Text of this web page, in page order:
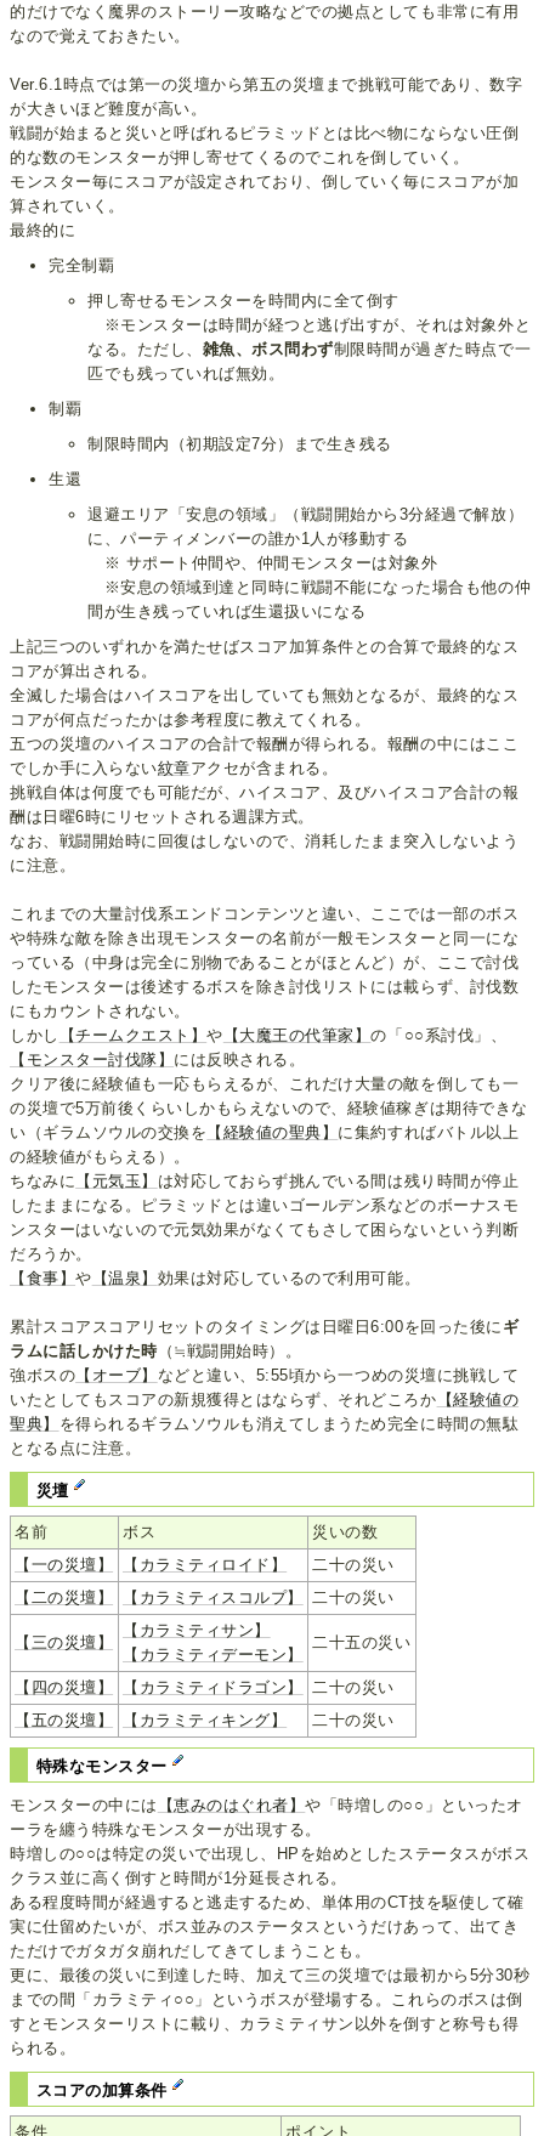
的だけでなく魔界のストーリー攻略などでの拠点としても非常に有用
なので覚えておきたい。
Ver.6.1時点では第一の災壇から第五の災壇まで挑戦可能であり、数字
が大きいほど難度が高い。
戦闘が始まると災いと呼ばれるピラミッドとは比べ物にならない圧倒
的な数のモンスターが押し寄せてくるのでこれを倒していく。
モンスター毎にスコアが設定されており、倒していく毎にスコアが加
算されていく。
最終的に
完全制覇
押し寄せるモンスターを時間内に全て倒す
※モンスターは時間が経つと逃げ出すが、それは対象外と
なる。ただし、 雑魚、ボス問わず制限時間が過ぎた時点で一
匹でも残っていれば無効。
制覇
制限時間内（初期設定7分）まで生き残る
生還
退避エリア「安息の領域」（戦闘開始から3分経過で解放）
に、パーティメンバーの誰か1人が移動する
※ サポート仲間や、仲間モンスターは対象外
※安息の領域到達と同時に戦闘不能になった場合も他の仲
間が生き残っていれば生還扱いになる
上記三つのいずれかを満たせばスコア加算条件との合算で最終的なス
コアが算出される。
全滅した場合はハイスコアを出していても無効となるが、最終的なス
コアが何点だったかは参考程度に教えてくれる。
五つの災壇のハイスコアの合計で報酬が得られる。報酬の中にはここ
でしか手に入らない紋章アクセが含まれる。
挑戦自体は何度でも可能だが、ハイスコア、及びハイスコア合計の報
酬は日曜6時にリセットされる週課方式。
なお、戦闘開始時に回復はしないので、消耗したまま突入しないよう
に注意。
これまでの大量討伐系エンドコンテンツと違い、ここでは一部のボス
や特殊な敵を除き出現モンスターの名前が一般モンスターと同一にな
っている（中身は完全に別物であることがほとんど）が、ここで討伐
したモンスターは後述するボスを除き討伐リストには載らず、討伐数
にもカウントされない。
しかし
【チームクエスト】や 【大魔王の代筆家】の「○○系討伐」、
【モンスター討伐隊】 には反映される。
クリア後に経験値も一応もらえるが、これだけ大量の敵を倒しても一
の災壇で5万前後くらいしかもらえないので、経験値稼ぎは期待できな
い（ギラムソウルの交換を 【経験値の聖典】 に集約すればバトル以上
の経験値がもらえる）。
ちなみに 【元気玉】 は対応しておらず挑んでいる間は残り時間が停止
したままになる。ピラミッドとは違いゴールデン系などのボーナスモ
ンスターはいないので元気効果がなくてもさして困らないという判断
だろうか。
【食事】や 【温泉】 効果は対応しているので利用可能。
累計スコアスコアリセットのタイミングは日曜日6:00を回った後に ギ
ラムに話しかけた時 （≒戦闘開始時）。
強ボスの 【オーブ】 などと違い、5:55頃から一つめの災壇に挑戦して
いたとしてもスコアの新規獲得とはならず、それどころか 【経験値の
聖典】 を得られるギラムソウルも消えてしまうため完全に時間の無駄
となる点に注意。
災壇
名前 ボス
災いの数
【一の災壇】
【カラミティロイド】
二十の災い
【二の災壇】
【カラミティスコルプ】 二十の災い
【三の災壇】
【カラミティサン】
【カラミティデーモン】
二十五の災い
【四の災壇】 【カラミティドラゴン】
二十の災い
【五の災壇】
【カラミティキング】 二十の災い
特殊なモンスター
モンスターの中には 【恵みのはぐれ者】や「時増しの○○」といったオ
ーラを纏う特殊なモンスターが出現する。
時増しの○○は特定の災いで出現し、HPを始めとしたステータスがボス
クラス並に高く倒すと時間が1分延長される。
ある程度時間が経過すると逃走するため、単体用のCT技を駆使して確
実に仕留めたいが、ボス並みのステータスというだけあって、出てき
ただけでガタガタ崩れだしてきてしまうことも。
更に、最後の災いに到達した時、加えて三の災壇では最初から5分30秒
までの間「カラミティ○○」というボスが登場する。これらのボスは倒
すとモンスターリストに載り、カラミティサン以外を倒すと称号も得
られる。
スコアの加算条件
条件 ポイント